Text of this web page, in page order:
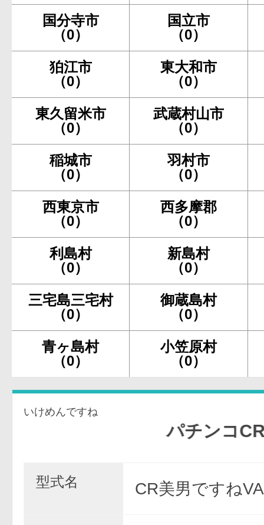
国分寺市
（0）
国立市
（0）
狛江市
（0）
東大和市
（0）
東久留米市
（0）
武蔵村山市
（0）
稲城市
（0）
羽村市
（0）
西東京市
（0）
西多摩郡
（0）
利島村
（0）
新島村
（0）
三宅島三宅村
（0）
御蔵島村
（0）
青ヶ島村
（0）
小笠原村
（0）
いけめんですね
パチンコCR美男
型式名 CR美男ですね